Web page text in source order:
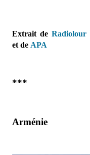
Extrait deRadiolour
et de APA
***
Arménie